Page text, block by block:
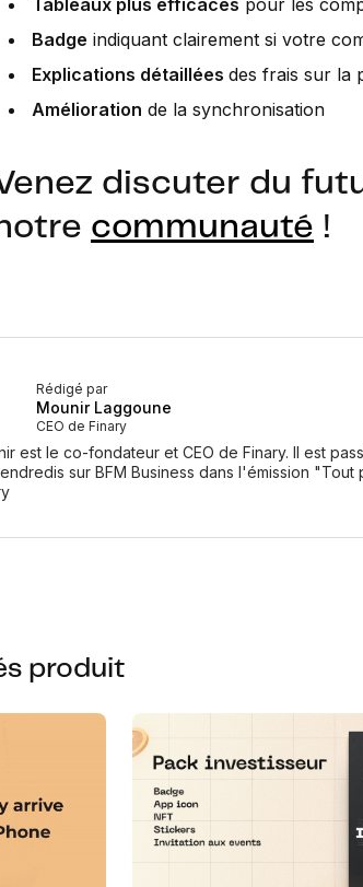
Tableaux plus efficaces pour les
Badge indiquant clairement si votre
Explications détaillées des frais sur la
Amélioration de la synchronisation
discuter du
communauté !
Rédigé par
Mounir Laggoune
CEO de Finary
est le co-fondateur et CEO de Finary. Il est
sur BFM Business dans l'émission
produit